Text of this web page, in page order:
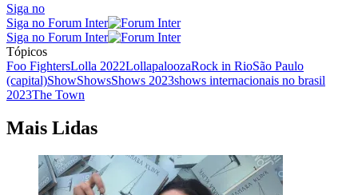
Siga no
Siga no Forum Inter
Siga no Forum Inter
Tópicos
Foo FightersLolla 2022LollapaloozaRock in RioSão Paulo
(capital)ShowShowsShows 2023shows internacionais no brasil
2023The Town
Mais Lidas